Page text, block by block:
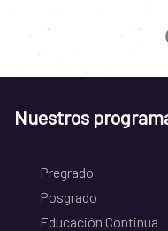
Nuestros
Pregrado
Posgrado
Educación Continua